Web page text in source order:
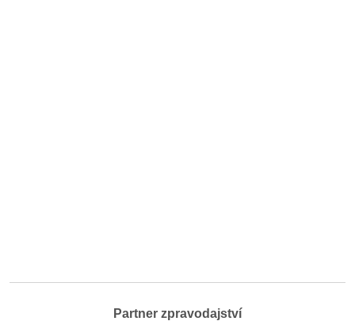
Partner zpravodajství